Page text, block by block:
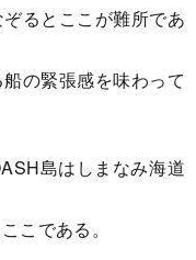
るとここが難所であ
の緊張感を味わって
島はしまなみ海道
こである。